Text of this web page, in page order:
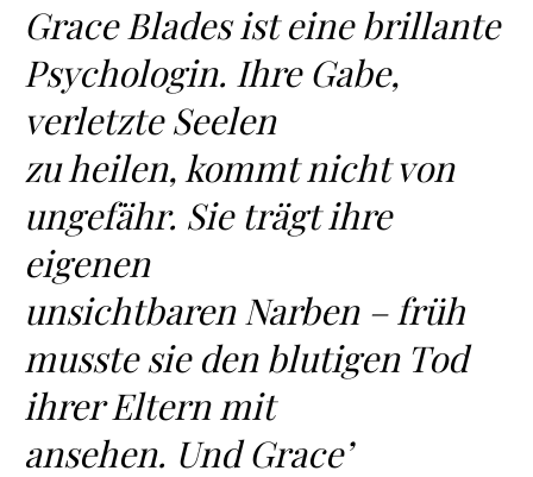
Grace Blades ist eine brillante
Psychologin. Ihre Gabe,
verletzte Seelen
zu heilen, kommt nicht von
ungefähr. Sie trägt ihre
eigenen
unsichtbaren Narben – früh
musste sie den blutigen Tod
ihrer Eltern mit
ansehen. Und Grace’